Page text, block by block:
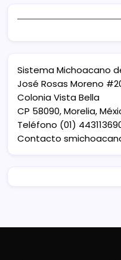
Sistema Michoacano
José Rosas Moreno
Colonia Vista Bella
CP 58090, Morelia,
Teléfono (01)
Contacto